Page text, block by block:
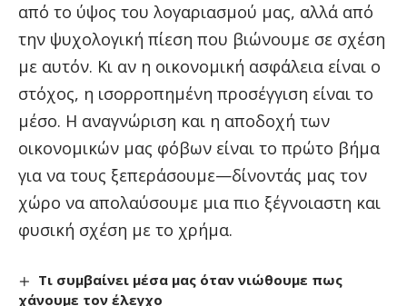
από το ύψος του λογαριασμού μας, αλλά από
την ψυχολογική πίεση που βιώνουμε σε σχέση
με αυτόν. Κι αν η οικονομική ασφάλεια είναι ο
στόχος, η ισορροπημένη προσέγγιση είναι το
μέσο. Η αναγνώριση και η αποδοχή των
οικονομικών μας φόβων είναι το πρώτο βήμα
για να τους ξεπεράσουμε—δίνοντάς μας τον
χώρο να απολαύσουμε μια πιο ξέγνοιαστη και
φυσική σχέση με το χρήμα.
Τι συμβαίνει μέσα μας όταν νιώθουμε πως
χάνουμε τον έλεγχο